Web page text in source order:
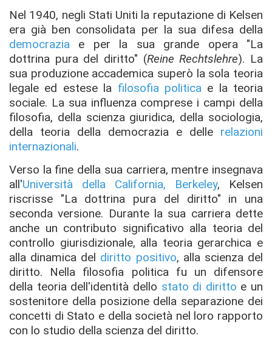
Nel 1940, negli Stati Uniti la reputazione di Kelsen
era già ben consolidata per la sua difesa della
democrazia e per la sua grande opera "La
dottrina pura del diritto" (Reine Rechtslehre). La
sua produzione accademica superò la sola teoria
legale ed estese la filosofia politicae la teoria
sociale. La sua influenza comprese i campi della
filosofia, della scienza giuridica, della sociologia,
della teoria della democrazia e delle relazioni
internazionali.
Verso la fine della sua carriera, mentre insegnava
all'Università della California, Berkeley, Kelsen
riscrisse "La dottrina pura del diritto" in una
seconda versione. Durante la sua carriera dette
anche un contributo significativo alla teoria del
controllo giurisdizionale, alla teoria gerarchica e
alla dinamica del diritto positivo, alla scienza del
diritto. Nella filosofia politica fu un difensore
della teoria dell'identità dello stato di diritto e un
sostenitore della posizione della separazione dei
concetti di Stato e della società nel loro rapporto
con lo studio della scienza del diritto.